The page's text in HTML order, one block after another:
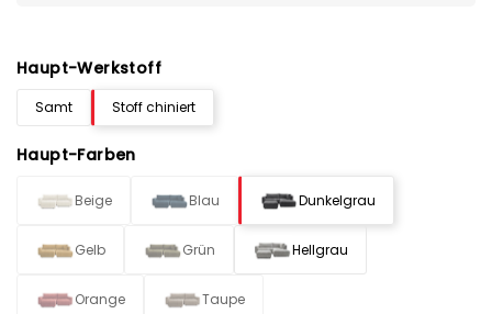
Haupt-Werkstoff
Samt Stoff chiniert
Haupt-Farben
Beige Blau Dunkelgrau
Gelb Grün Hellgrau
Orange Taupe